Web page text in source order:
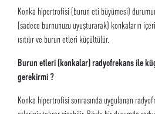
Konka hipertrofisi (burun eti büyümesi)
(sadece burnunuzu uyuşturarak) konkaların
ısıtılır ve burun etleri küçültülür.
Burun etleri (konkalar) radyofrekans ile
gerekirmi ?
Konka hipertrofisi sonrasında uygulanan